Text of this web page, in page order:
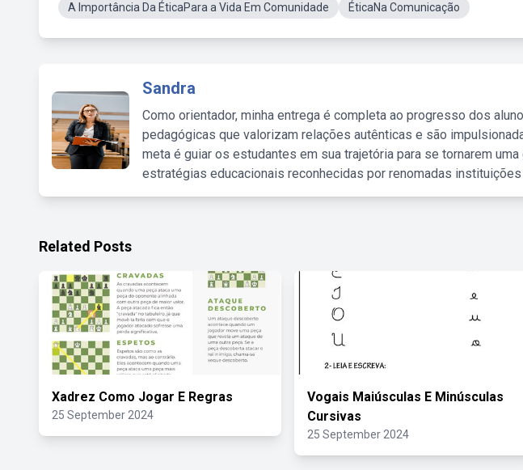
A Importância Da ÉticaPara a Vida Em Comunidade
ÉticaNa Comunicação
Sandra
Como orientador, minha entrega é completa ao progresso dos
pedagógicas que valorizam relações autênticas e são
meta é guiar os estudantes em sua trajetória para se tornarem
estratégias educacionais reconhecidas por renomadas
Related Posts
Xadrez Como Jogar E Regras
25 September 2024
Vogais Maiúsculas E Minúsculas
Cursivas
25 September 2024